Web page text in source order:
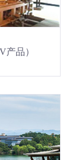
产品）